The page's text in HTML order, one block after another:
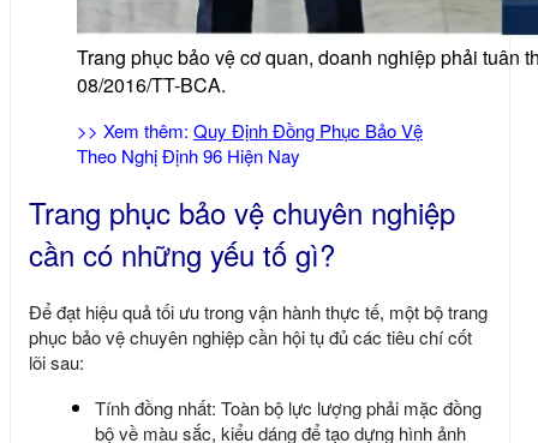
Trang phục bảo vệ cơ quan, doanh nghiệp phải tuân
08/2016/TT-BCA.
>> Xem thêm: Quy Định Đồng Phục Bảo Vệ
Theo Nghị Định 96 Hiện Nay
Trang phục bảo vệ chuyên nghiệp
cần có những yếu tố gì?
Để đạt hiệu quả tối ưu trong vận hành thực tế, một bộtrang
phục bảo vệ chuyên nghiệpcần hội tụ đủ các tiêu chí cốt
lõi sau:
Tính đồng nhất: Toàn bộ lực lượng phải mặc đồng
bộ về màu sắc, kiểu dáng để tạo dựng hình ảnh